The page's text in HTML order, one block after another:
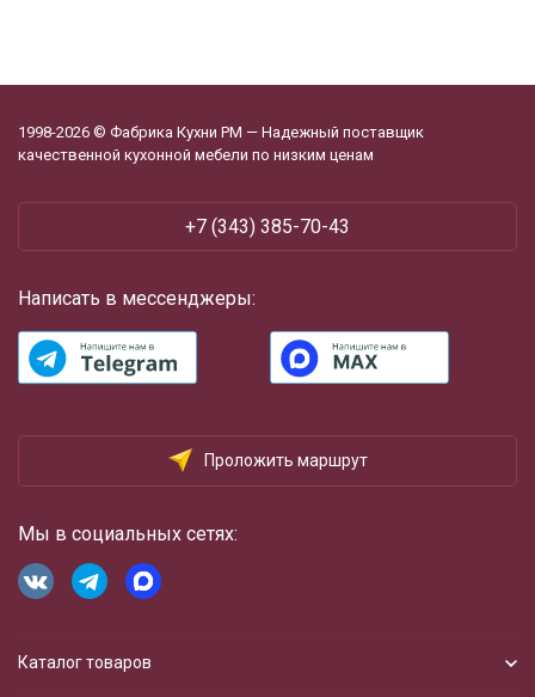
1998-2026 © Фабрика Кухни РМ — Надежный поставщик
качественной кухонной мебели по низким ценам
+7 (343) 385-70-43
Написать в мессенджеры:
Проложить маршрут
Мы в социальных сетях:
Каталог товаров